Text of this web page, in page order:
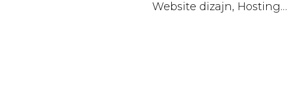
Website dizajn, Hosting…